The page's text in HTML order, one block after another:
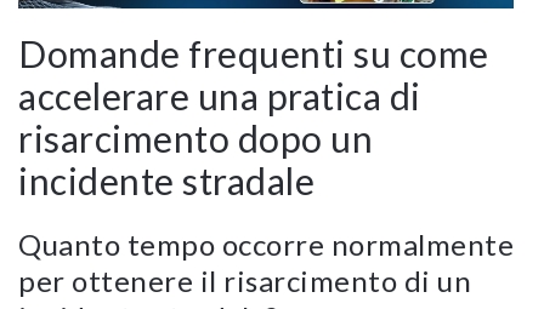
Domande frequenti su come
accelerare una pratica di
risarcimento dopo un
incidente stradale
Quanto tempo occorre normalmente
per ottenere il risarcimento di un